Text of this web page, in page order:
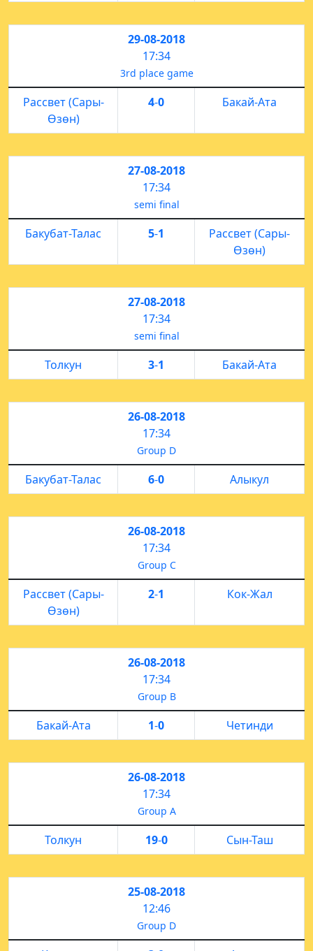
29-08-2018
17:34
3rd place game
Рассвет (Сары-
Өзөн)
4-0 Бакай-Ата
27-08-2018
17:34
semi final
Бакубат-Талас 5-1
Рассвет (Сары-
Өзөн)
27-08-2018
17:34
semi final
Толкун 3-1 Бакай-Ата
26-08-2018
17:34
Group D
Бакубат-Талас 6-0 Алыкул
26-08-2018
17:34
Group C
Рассвет (Сары-
Өзөн)
2-1 Кок-Жал
26-08-2018
17:34
Group B
Бакай-Ата 1-0 Четинди
26-08-2018
17:34
Group A
Толкун 19-0 Сын-Таш
25-08-2018
12:46
Group D